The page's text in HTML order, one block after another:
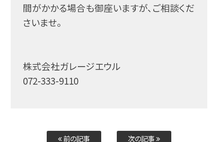
間がかかる場合も御座いますが、ご相談くだ
さいませ。
株式会社ガレージエウル
072-333-9110
前の記事 次の記事